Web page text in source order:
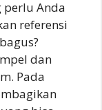
perlu Anda
referensi
dan
Pada